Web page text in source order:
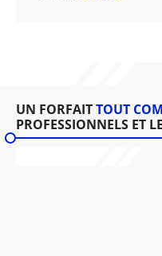
UN FORFAITTOUT
PROFESSIONNELS ET